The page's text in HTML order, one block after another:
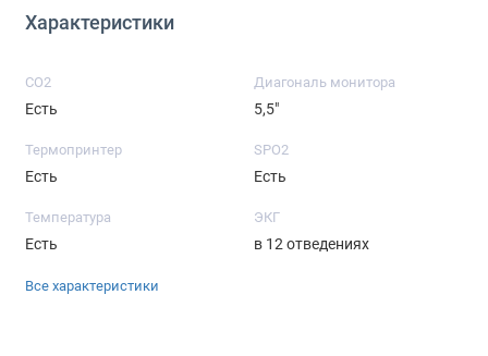
Характеристики
CO2
Есть
Диагональ монитора
5,5"
Термопринтер
Есть
SPO2
Есть
Температура
Есть
ЭКГ
в 12 отведениях
Все характеристики